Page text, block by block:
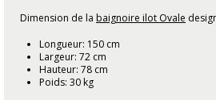
Dimension de la baignoire ilot Ovale
Longueur: 150 cm
Largeur: 72 cm
Hauteur: 78 cm
Poids: 30 kg